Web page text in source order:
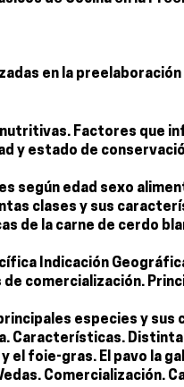
en la
Factores que
y estado de
según edad sexo
clases y sus
de la carne de cerdo
Indicación
comercialización.
especies y
Características.
el foie-gras. El pavo la
Comercialización.